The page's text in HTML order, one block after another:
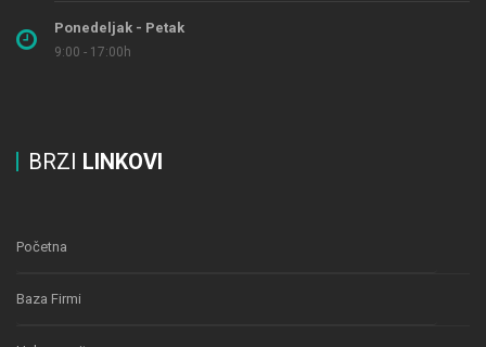
Ponedeljak - Petak
9:00 - 17:00h
BRZI LINKOVI
Početna
Baza Firmi